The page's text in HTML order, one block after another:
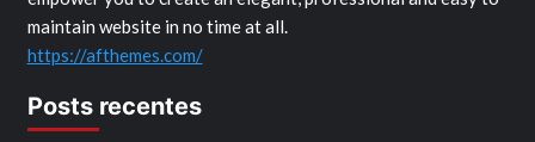
maintain website in no time at all.
https://afthemes.com/
Posts recentes